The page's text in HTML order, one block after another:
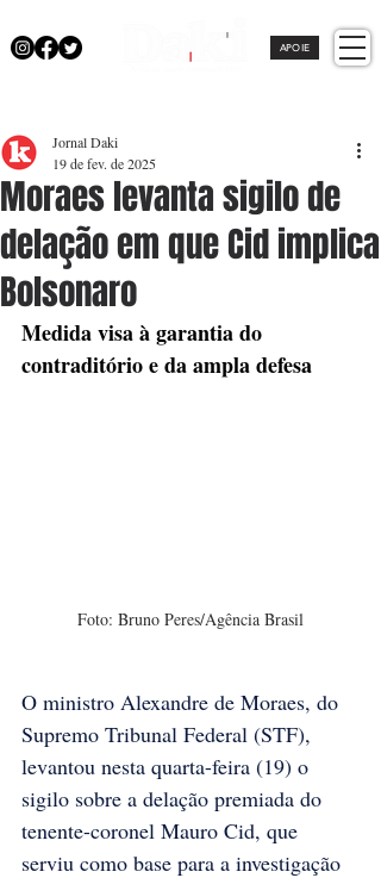
APOIE
Moraes levanta sigilo de
delação em que Cid implica
Bolsonaro
Jornal Daki
19 de fev. de 2025
Medida visa à garantia do
contraditório e da ampla defesa
Foto: Bruno Peres/Agência Brasil
O ministro Alexandre de Moraes, do
Supremo Tribunal Federal (STF),
levantou nesta quarta-feira (19) o
sigilo sobre a delação premiada do
tenente-coronel Mauro Cid, que
serviu como base para a investigação